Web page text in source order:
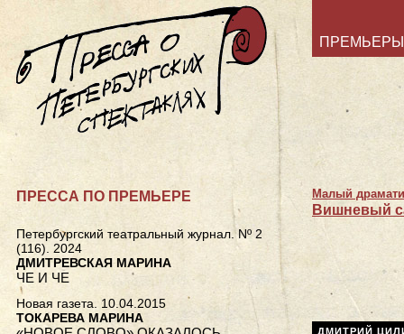
ПРЕМЬЕРЫ
Малый
Вишневый
ДМИТРИЙ
ПРЕССА ПО ПРЕМЬЕРЕ
Петербургский театральный журнал. Nº 2
(116). 2024
ДМИТРЕВСКАЯ МАРИНА
ЧЕ И ЧЕ
Новая газета. 10.04.2015
ТОКАРЕВА МАРИНА